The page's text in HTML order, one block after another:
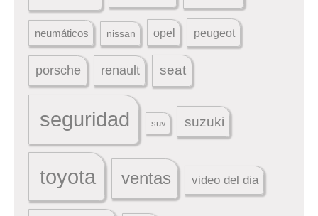
neumáticos nissan opel peugeot
porsche renault seat
seguridad suv suzuki
toyota ventas video del dia